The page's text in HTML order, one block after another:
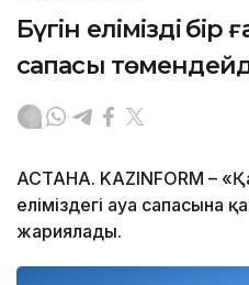
Бүгін еліміздің
сапасы
АСТАНА. KAZINFORM –
еліміздегі ауа сапасына
жариялады.